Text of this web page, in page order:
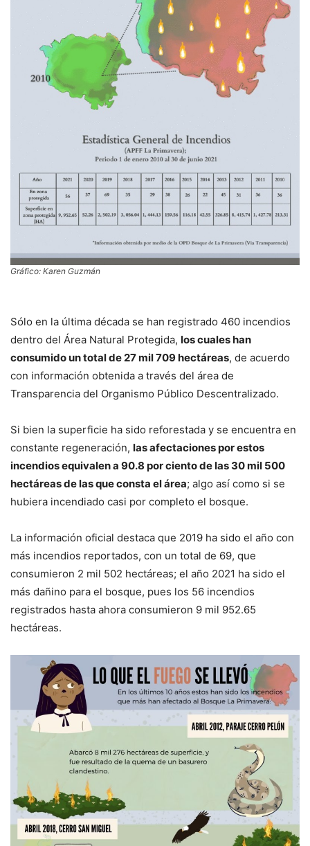
Gráfico: Karen Guzmán
Sólo en la última década se han registrado 460 incendios
dentro del Área Natural Protegida, los cuales han
consumido un total de 27 mil 709 hectáreas, de acuerdo
con información obtenida a través del área de
Transparencia del Organismo Público Descentralizado.
Si bien la superficie ha sido reforestada y se encuentra en
constante regeneración, las afectaciones por estos
incendios equivalen a 90.8 por ciento de las 30 mil 500
hectáreas de las que consta el área; algo así como si se
hubiera incendiado casi por completo el bosque.
La información oficial destaca que 2019 ha sido el año con
más incendios reportados, con un total de 69, que
consumieron 2 mil 502 hectáreas; el año 2021 ha sido el
más dañino para el bosque, pues los 56 incendios
registrados hasta ahora consumieron 9 mil 952.65
hectáreas.